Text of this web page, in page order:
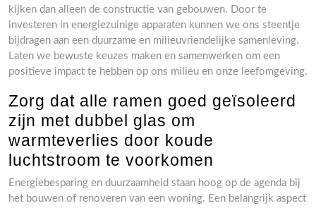
kijken dan alleen de constructie van gebouwen. Door te
investeren in energiezuinige apparaten kunnen we ons steentje
bijdragen aan een duurzame en milieuvriendelijke samenleving.
Laten we bewuste keuzes maken en samenwerken om een
positieve impact te hebben op ons milieu en onze leefomgeving.
Zorg dat alle ramen goed geïsoleerd
zijn met dubbel glas om
warmteverlies door koude
luchtstroom te voorkomen
Energiebesparing en duurzaamheid staan hoog op de agenda bij
het bouwen of renoveren van een woning. Een belangrijk aspect